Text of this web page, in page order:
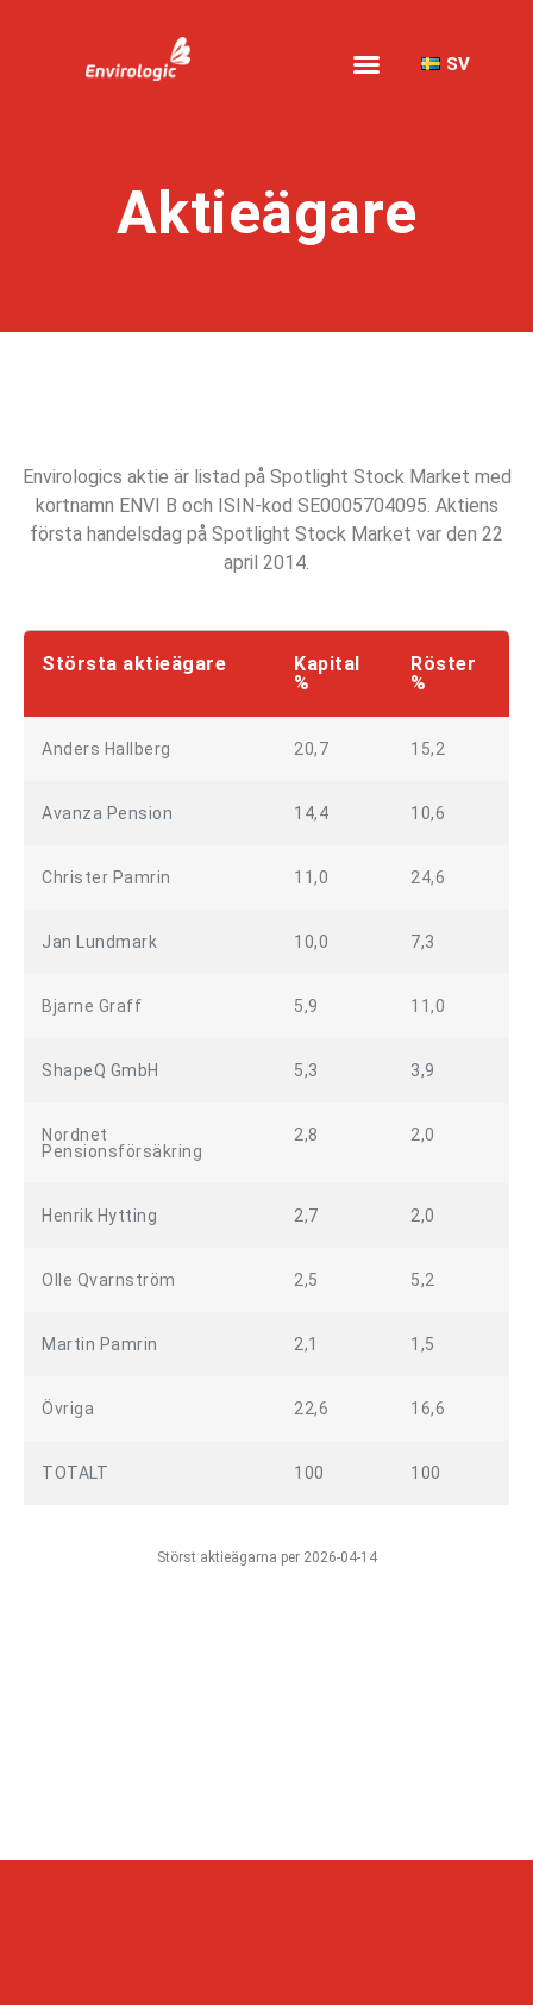
SV
Aktieägare
Envirologics aktie är listad på Spotlight Stock Market med
kortnamn ENVI B och ISIN-kod SE0005704095. Aktiens
första handelsdag på Spotlight Stock Market var den 22
april 2014.
Största aktieägare
Kapital
%
Röster
%
Anders Hallberg 20,7 15,2
Avanza Pension 14,4 10,6
Christer Pamrin 11,0 24,6
Jan Lundmark 10,0 7,3
Bjarne Graff 5,9 11,0
ShapeQ GmbH 5,3 3,9
Nordnet
Pensionsförsäkring
2,8 2,0
Henrik Hytting 2,7 2,0
Olle Qvarnström 2,5 5,2
Martin Pamrin 2,1 1,5
Övriga 22,6 16,6
TOTALT 100 100
Störst aktieägarna per 2026-04-14